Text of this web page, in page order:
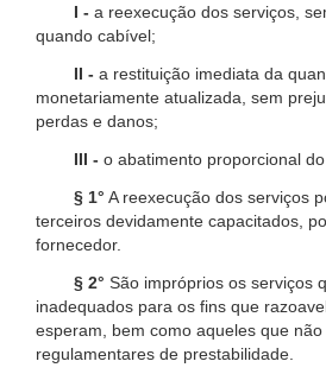
I - a reexecução dos serviços,
quando cabível;
II - a restituição imediata da
monetariamente atualizada, sem
perdas e danos;
III - o abatimento proporcional do
§ 1° A reexecução dos serviços
terceiros devidamente capacitados,
fornecedor.
§ 2° São impróprios os serviços
inadequados para os fins que
esperam, bem como aqueles que
regulamentares de prestabilidade.